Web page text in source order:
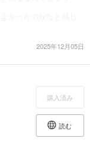
2025年12月05日
購入済み
読む